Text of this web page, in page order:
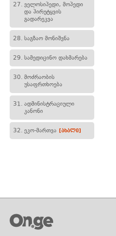
27. ველოსიპედი, მოპედი
და პირუტყვის
გადარეკვა
28. საგზაო მონიშვნა
29. სამედიცინო დახმარება
30. მოძრაობის
უსაფრთხოება
31. ადმინისტრაციული
კანონი
32. ეკო-მართვა [ახალი]